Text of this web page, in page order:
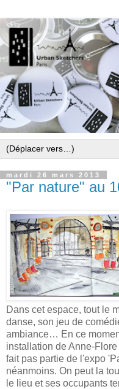
mardi 26 mars 2013
"Par nature" au
Dans cet espace, tout le
danse, son jeu de
ambiance… En ce
installation de Anne-
fait pas partie de l'expo
néanmoins. On peut la
le lieu et ses occupants